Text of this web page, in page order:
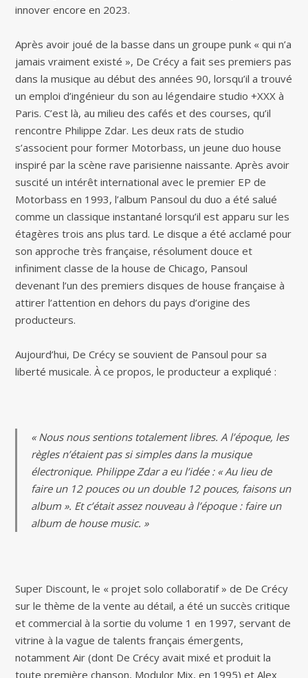
innover encore en 2023.
Après avoir joué de la basse dans un groupe punk « qui n’a
jamais vraiment existé », De Crécy a fait ses premiers pas
dans la musique au début des années 90, lorsqu’il a trouvé
un emploi d’ingénieur du son au légendaire studio +XXX à
Paris. C’est là, au milieu des cafés et des courses, qu’il
rencontre Philippe Zdar. Les deux rats de studio
s’associent pour former Motorbass, un jeune duo house
inspiré par la scène rave parisienne naissante. Après avoir
suscité un intérêt international avec le premier EP de
Motorbass en 1993, l’album Pansoul du duo a été salué
comme un classique instantané lorsqu’il est apparu sur les
étagères trois ans plus tard. Le disque a été acclamé pour
son approche très française, résolument douce et
infiniment classe de la house de Chicago, Pansoul
devenant l’un des premiers disques de house française à
attirer l’attention en dehors du pays d’origine des
producteurs.
Aujourd’hui, De Crécy se souvient de Pansoul pour sa
liberté musicale. À ce propos, le producteur a expliqué :
« Nous nous sentions totalement libres. A l’époque, les
règles n’étaient pas si simples dans la musique
électronique. Philippe Zdar a eu l’idée : « Au lieu de
faire un 12 pouces ou un double 12 pouces, faisons un
album ». Et c’était assez nouveau à l’époque : faire un
album de house music. »
Super Discount, le « projet solo collaboratif » de De Crécy
sur le thème de la vente au détail, a été un succès critique
et commercial à la sortie du volume 1 en 1997, servant de
vitrine à la vague de talents français émergents,
notamment Air (dont De Crécy avait mixé et produit la
toute première chanson, Modulor Mix, en 1995) et Alex